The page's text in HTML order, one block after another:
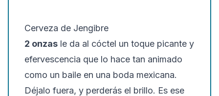
Cerveza de Jengibre
2 onzas le da al cóctel un toque picante y
efervescencia que lo hace tan animado
como un baile en una boda mexicana.
Déjalo fuera, y perderás el brillo. Es ese